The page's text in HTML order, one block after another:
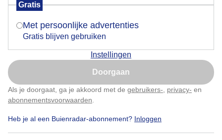
Gratis
Met persoonlijke advertenties
Gratis blijven gebruiken
Instellingen
Doorgaan
Als je doorgaat, ga je akkoord met de gebruikers- privacy- en
abonnementsvoorwaarden
Heb je al een Buienradar-abonnement? Inloggen
Door: Yvonne Raphael Gemaakt: 11-12-2025, 135x bekeken
Gracht Brug Wolken
Is goed, toon de popup
Nu niet, misschien later
Klik hierom dit aan te passen